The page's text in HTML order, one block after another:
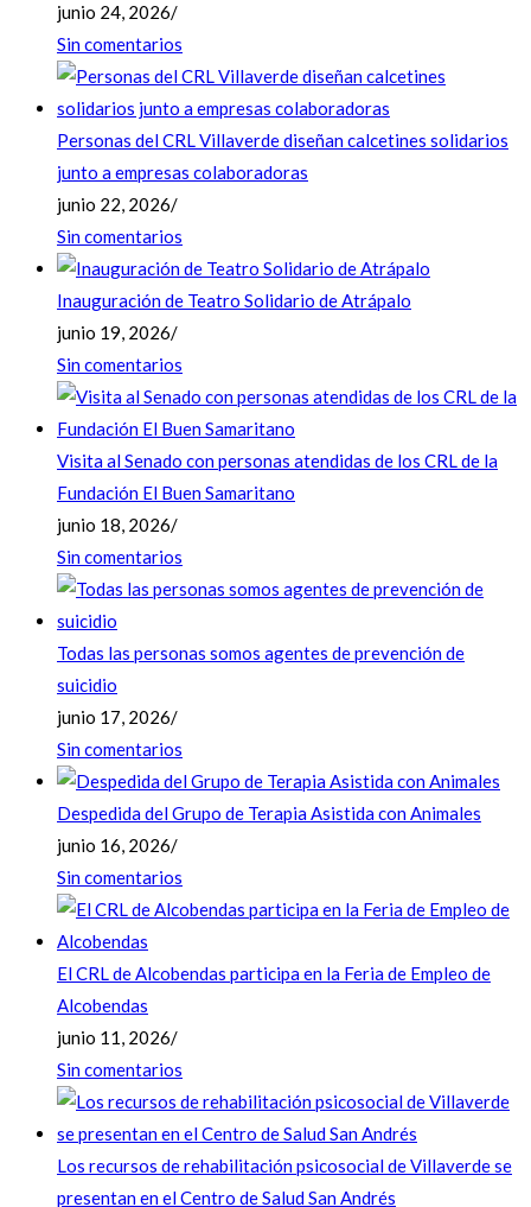
junio 24, 2026/
Sin comentarios
Personas del CRL Villaverde diseñan calcetines solidarios
junto a empresas colaboradoras
junio 22, 2026/
Sin comentarios
Inauguración de Teatro Solidario de Atrápalo
junio 19, 2026/
Sin comentarios
Visita al Senado con personas atendidas de los CRL de la
Fundación El Buen Samaritano
junio 18, 2026/
Sin comentarios
Todas las personas somos agentes de prevención de
suicidio
junio 17, 2026/
Sin comentarios
Despedida del Grupo de Terapia Asistida con Animales
junio 16, 2026/
Sin comentarios
El CRL de Alcobendas participa en la Feria de Empleo de
Alcobendas
junio 11, 2026/
Sin comentarios
Los recursos de rehabilitación psicosocial de Villaverde se
presentan en el Centro de Salud San Andrés